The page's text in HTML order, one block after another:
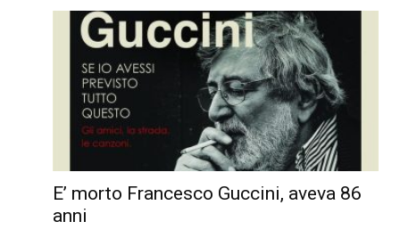
E’ morto Francesco Guccini, aveva 86
anni